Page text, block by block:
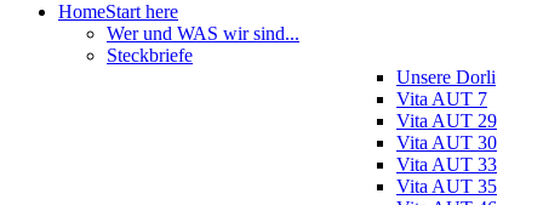
HomeStart here
Wer und WAS wir sind...
Steckbriefe
Unsere Dorli
Vita AUT 7
Vita AUT 29
Vita AUT 30
Vita AUT 33
Vita AUT 35